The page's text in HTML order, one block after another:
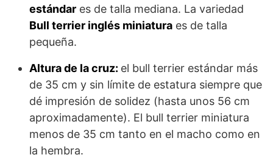
estándar es de talla mediana. La variedad
Bull terrier inglés miniatura es de talla
pequeña.
Altura de la cruz: el bull terrier estándar más
de 35 cm y sin límite de estatura siempre que
dé impresión de solidez (hasta unos 56 cm
aproximadamente). El bull terrier miniatura
menos de 35 cm tanto en el macho como en
la hembra.